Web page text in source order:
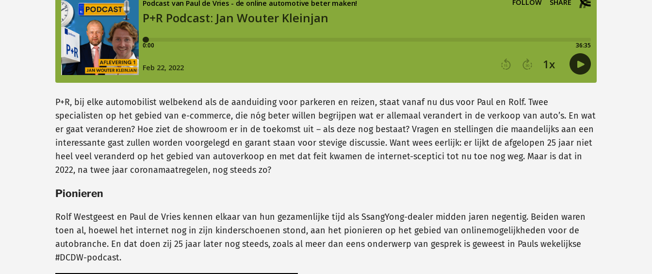
P+R, bij elke automobilist welbekend als de aanduiding voor parkeren en reizen, staat vanaf nu dus voor Paul en Rolf. Twee
specialisten op het gebied van e-commerce, die nóg beter willen begrijpen wat er allemaal verandert in de verkoop van auto’s. En wat
er gaat veranderen? Hoe ziet de showroom er in de toekomst uit – als deze nog bestaat? Vragen en stellingen die maandelijks aan een
interessante gast zullen worden voorgelegd en garant staan voor stevige discussie. Want wees eerlijk: er lijkt de afgelopen 25 jaar niet
heel veel veranderd op het gebied van autoverkoop en met dat feit kwamen de internet-sceptici tot nu toe nog weg. Maar is dat in
2022, na twee jaar coronamaatregelen, nog steeds zo?
Pionieren
Rolf Westgeest en Paul de Vries kennen elkaar van hun gezamenlijke tijd als SsangYong-dealer midden jaren negentig. Beiden waren
toen al, hoewel het internet nog in zijn kinderschoenen stond, aan het pionieren op het gebied van onlinemogelijkheden voor de
autobranche. En dat doen zij 25 jaar later nog steeds, zoals al meer dan eens onderwerp van gesprek is geweest in Pauls wekelijkse
#DCDW-podcast.